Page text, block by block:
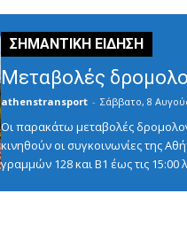
Μεταβολές
athenstransport - Σάββατο, 8
Οι παρακάτω μεταβολές
κινηθούν οι συγκοινωνίες της
γραμμών 128 και Β1 έως τις